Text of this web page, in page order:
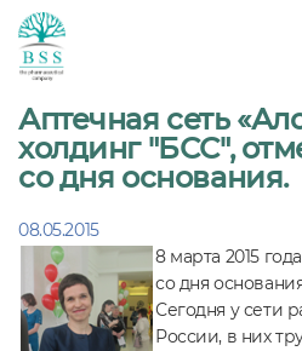
Аптечная сеть
холдинг "БСС",
со дня основания.
08.05.2015
8 марта 2015
со дня
Сегодня у сети
России, в них